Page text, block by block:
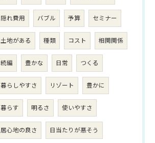
隠れ費用 バブル 予算 セミナー
土地がある 種類 コスト 相関関係
続編 豊かな 日常 つくる
暮らしやすさ リゾート 豊かに
暮らす 明るさ 使いやすさ
居心地の良さ 日当たりが悪そう